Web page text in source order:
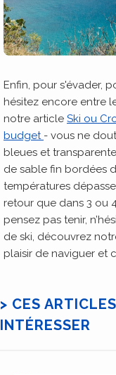
Enfin, pour s'évader,
hésitez encore entre
notre article Ski ou
budget - vous ne
bleues et
de sable fin bordées
températures
retour que dans 3 ou
pensez pas tenir,
de ski, découvrez
plaisir de naviguer et
> CES
INTÉRESSER